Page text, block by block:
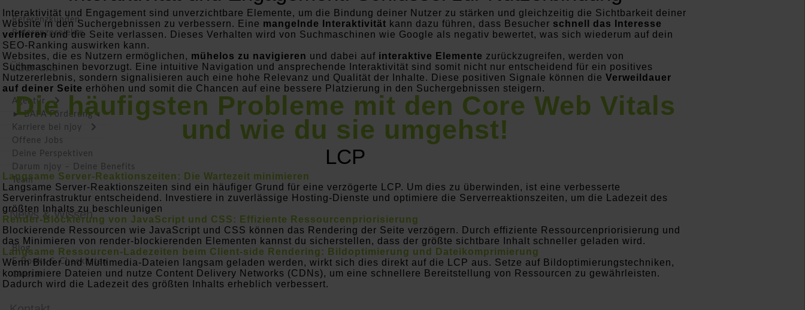
Referenzkunden
Referenzprojekte
Über uns
Agentur
► BAFA Förderung◄
Karriere bei njoy
Offene Jobs
Deine Perspektiven
Darum njoy – Deine Benefits
Team
News & Wissen
Blog
E-Books & Checklisten
Glossar
Interaktivität und Engagement sind unverzichtbare Elemente, um die Bindung deiner Nutzer zu stärken und gleichzeitig die Sichtbarkeit deiner
Website in den Suchergebnissen zu verbessern. Eine mangelnde Interaktivität kann dazu führen, dass Besucher schnell das Interesse
verlierenund die Seite verlassen. Dieses Verhalten wird von Suchmaschinen wie Google als negativ bewertet, was sich wiederum auf dein
SEO-Ranking auswirken kann.
Websites, die es Nutzern ermöglichen, mühelos zu navigieren und dabei auf interaktive Elemente zurückzugreifen, werden von
Suchmaschinen bevorzugt. Eine intuitive Navigation und ansprechende Interaktivität sind somit nicht nur entscheidend für ein positives
Nutzererlebnis, sondern signalisieren auch eine hohe Relevanz und Qualität der Inhalte. Diese positiven Signale können dieVerweildauer
auf deiner Seite erhöhen und somit die Chancen auf eine bessere Platzierung in den Suchergebnissen steigern.
Die häufigsten Probleme mit den Core Web Vitals
und wie du sie umgehst!
LCP
Langsame Server-Reaktionszeiten: Die Wartezeit minimieren
Langsame Server-Reaktionszeiten sind ein häufiger Grund für eine verzögerte LCP. Um dies zu überwinden, ist eine verbesserte
Serverinfrastruktur entscheidend. Investiere in zuverlässige Hosting-Dienste und optimiere die Serverreaktionszeiten, um die Ladezeit des
größten Inhalts zu beschleunigen
Render-Blockierung von JavaScript und CSS: Effiziente Ressourcenpriorisierung
Blockierende Ressourcen wie JavaScript und CSS können das Rendering der Seite verzögern. Durch effiziente Ressourcenpriorisierung und
das Minimieren von render-blockierenden Elementen kannst du sicherstellen, dass der größte sichtbare Inhalt schneller geladen wird.
Langsame Ressourcen-Ladezeiten beim Client-side Rendering: Bildoptimierung und Dateikomprimierung
Wenn Bilder und Multimedia-Dateien langsam geladen werden, wirkt sich dies direkt auf die LCP aus. Setze auf Bildoptimierungstechniken,
komprimiere Dateien und nutze Content Delivery Networks (CDNs), um eine schnellere Bereitstellung von Ressourcen zu gewährleisten.
Dadurch wird die Ladezeit des größten Inhalts erheblich verbessert.